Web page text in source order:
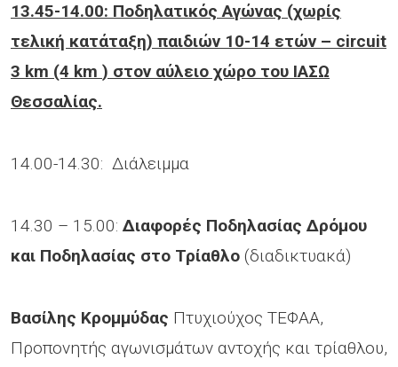
13.45-14.00: Ποδηλατικός Αγώνας (χωρίς
τελική κατάταξη) παιδιών 10-14 ετών – circuit
3 km (4 km ) στον αύλειο χώρο του ΙΑΣΩ
Θεσσαλίας.
14.00-14.30: Διάλειμμα
14.30 – 15.00: Διαφορές Ποδηλασίας Δρόμου
και Ποδηλασίας στο Τρίαθλο (διαδικτυακά)
Βασίλης Κρομμύδας Πτυχιούχος ΤΕΦΑΑ,
Προπονητής αγωνισμάτων αντοχής και τρίαθλου,